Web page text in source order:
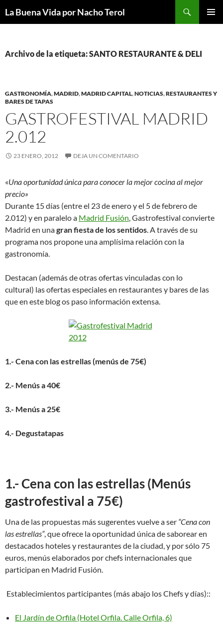
La Buena Vida por Nacho Terol
Archivo de la etiqueta: SANTO RESTAURANTE & DELI
GASTRONOMÍA,MADRID,MADRID CAPITAL,NOTICIAS,RESTAURANTES Y
BARES DE TAPAS
GASTROFESTIVAL MADRID
2.012
23 ENERO, 2012 DEJA UN COMENTARIO
«Una oportunidad única para conocer la mejor cocina al mejor
precio»
Durante 15 días (entre el 23 de enero y el 5 de febrero de
2.012) y en paralelo a Madrid Fusión, Gastrofestival convierte
Madrid en unagran fiesta de los sentidos. A través de su
programa nos propone una amplísima relación con la
gastronomía.
Destacan (además de otras ofertas vinculadas con lo
cultural) las ofertas especiales en restaurantes y bares de las
que en este blog os paso información extensa.
1.- Cena con las estrellas (menús de 75€)
2.- Menús a 40€
3.- Menús a 25€
4.- Degustatapas
1.- Cena con las estrellas (Menús
gastrofestival a 75€)
Una de las propuestas más sugerentes vuelve a ser “Cena con
las estrellas”, que ofrece la oportunidad única de saborear en
destacados hoteles y restaurantes de la ciudad, y por sólo 75
euros, menús elaborados por chefs internacionales que
participan en Madrid Fusión.
Establecimientos participantes (más abajo los Chefs y días)::
El Jardín de Orfila (Hotel Orfila. Calle Orfila, 6)